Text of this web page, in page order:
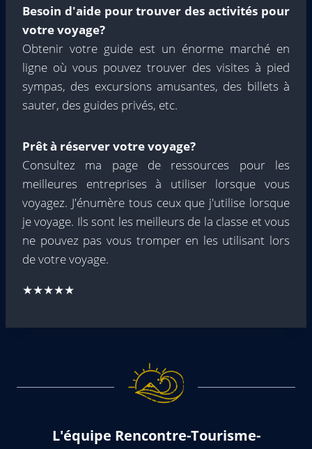
Besoin d'aide pour trouver des activités pour
votre voyage?
Obtenir votre guide est un énorme marché en
ligne où vous pouvez trouver des visites à pied
sympas, des excursions amusantes, des billets à
sauter, des guides privés, etc.
Prêt à réserver votre voyage?
Consultez ma page de ressources pour les
meilleures entreprises à utiliser lorsque vous
voyagez. J'énumère tous ceux que j'utilise lorsque
je voyage. Ils sont les meilleurs de la classe et vous
ne pouvez pas vous tromper en les utilisant lors
de votre voyage.
★★★★★
L'équipe Rencontre-Tourisme-